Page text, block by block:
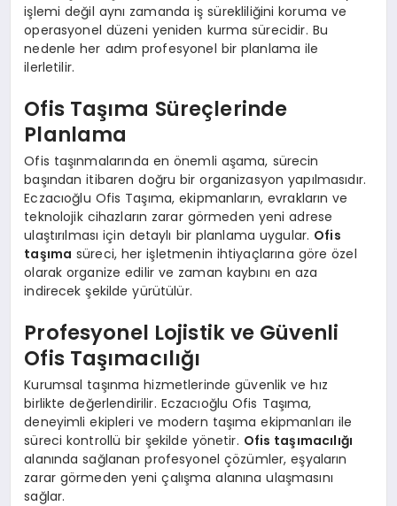
işlemi değil aynı zamanda iş sürekliliğini koruma ve
operasyonel düzeni yeniden kurma sürecidir. Bu
nedenle her adım profesyonel bir planlama ile
ilerletilir.
Ofis Taşıma Süreçlerinde
Planlama
Ofis taşınmalarında en önemli aşama, sürecin
başından itibaren doğru bir organizasyon yapılmasıdır.
Eczacıoğlu Ofis Taşıma, ekipmanların, evrakların ve
teknolojik cihazların zarar görmeden yeni adrese
ulaştırılması için detaylı bir planlama uygular. Ofis
taşıma süreci, her işletmenin ihtiyaçlarına göre özel
olarak organize edilir ve zaman kaybını en aza
indirecek şekilde yürütülür.
Profesyonel Lojistik ve Güvenli
Ofis Taşımacılığı
Kurumsal taşınma hizmetlerinde güvenlik ve hız
birlikte değerlendirilir. Eczacıoğlu Ofis Taşıma,
deneyimli ekipleri ve modern taşıma ekipmanları ile
süreci kontrollü bir şekilde yönetir. Ofis taşımacılığı
alanında sağlanan profesyonel çözümler, eşyaların
zarar görmeden yeni çalışma alanına ulaşmasını
sağlar.